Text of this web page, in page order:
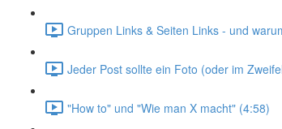
Gruppen Links & Seiten Links - und
Jeder Post sollte ein Foto (oder im
"How to" und "Wie man X macht" (4:58)